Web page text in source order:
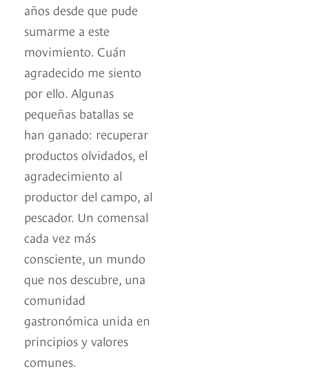
años desde que pude
sumarme a este
movimiento. Cuán
agradecido me siento
por ello. Algunas
pequeñas batallas se
han ganado: recuperar
productos olvidados, el
agradecimiento al
productor del campo, al
pescador. Un comensal
cada vez más
consciente, un mundo
que nos descubre, una
comunidad
gastronómica unida en
principios y valores
comunes.